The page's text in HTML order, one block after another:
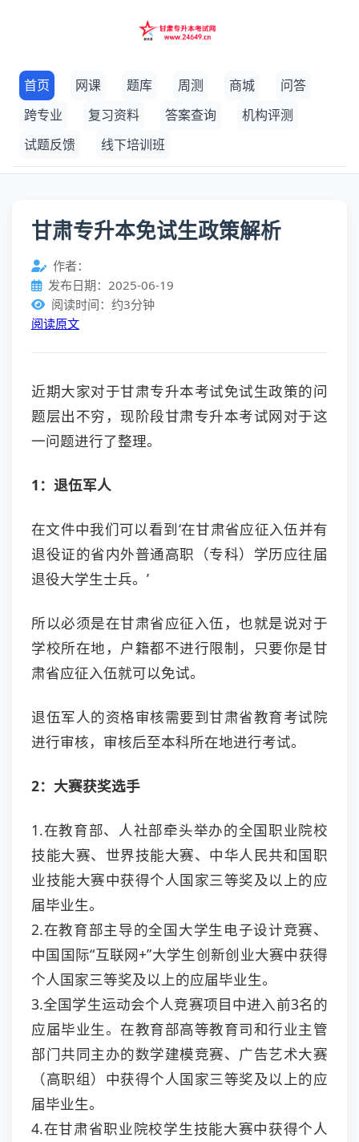
首页 网课 题库 周测 商城
问答
跨专业
复习资料 答案查询
机构评测
试题反馈
线下培训班
甘肃专升本免试生政策解析
作者：
发布日期：2025-06-19
阅读时间：约3分钟
阅读原文
近期大家对于甘肃专升本考试免试生政策的问
题层出不穷，现阶段甘肃专升本考试网对于这
一问题进行了整理。
1：退伍军人
在文件中我们可以看到‘在甘肃省应征入伍并有
退役证的省内外普通高职（专科）学历应往届
退役大学生士兵。’
所以必须是在甘肃省应征入伍，也就是说对于
学校所在地，户籍都不进行限制，只要你是甘
肃省应征入伍就可以免试。
退伍军人的资格审核需要到甘肃省教育考试院
进行审核，审核后至本科所在地进行考试。
2：大赛获奖选手
1.在教育部、人社部牵头举办的全国职业院校
技能大赛、世界技能大赛、中华人民共和国职
业技能大赛中获得个人国家三等奖及以上的应
届毕业生。
2.在教育部主导的全国大学生电子设计竞赛、
中国国际“互联网+”大学生创新创业大赛中获得
个人国家三等奖及以上的应届毕业生。
3.全国学生运动会个人竞赛项目中进入前3名的
应届毕业生。在教育部高等教育司和行业主管
部门共同主办的数学建模竞赛、广告艺术大赛
（高职组）中获得个人国家三等奖及以上的应
届毕业生。
4.在甘肃省职业院校学生技能大赛中获得个人